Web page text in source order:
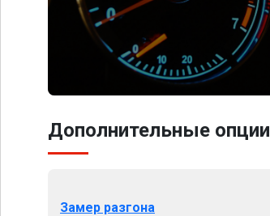
Дополнительные опции
Замер разгона